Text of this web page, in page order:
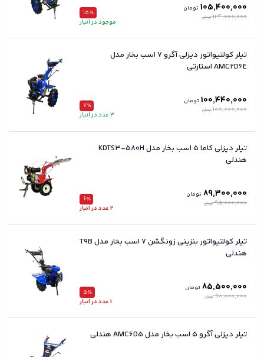
15٪
موجود در انبار
105,400,000 تومان
124,000,000 تومان
تیلر کولتیواتور دیزلی آگرو ۷ اسب بخار مدل
AMC2D6E استارتی
7٪
3 عدد در انبار
100,440,000 تومان
108,000,000 تومان
تیلر دیزلی کاما 5 اسب بخار مدل KDTS3-580H
هندلی
6٪
2 عدد در انبار
89,300,000 تومان
95,000,000 تومان
تیلر کولتیواتور بنزینی زونگشن ۷ اسب بخار مدل T9B
هندلی
5٪
1 عدد در انبار
85,500,000 تومان
90,000,000 تومان
تیلر دیزلی آگرو ۵ اسب بخار مدل AMC6D5 هندلی